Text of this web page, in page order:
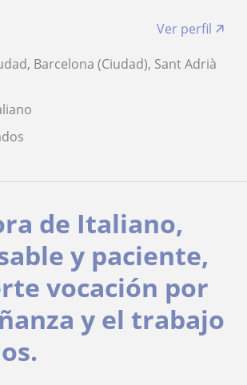
Ver perfil
Barcelona (Ciudad), Sant Adrià
de Italiano,
y paciente,
vocación por
y el trabajo